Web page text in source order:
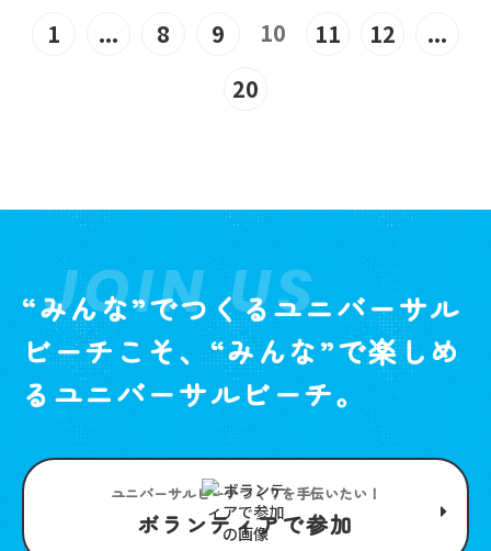
1 ... 8 9 10 11 12
...
20
JOIN US
“みんな”でつくるユニバーサル
ビーチこそ、“みんな”で楽しめ
るユニバーサルビーチ。
ユニバーサルビーチつくりを手伝いたい！
ボランティアで参加